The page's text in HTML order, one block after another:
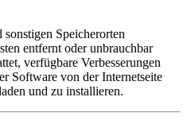
Speicherorten
entfernt oder unbrauchbar
verfügbare Verbesserungen
Software von der Internetseite
und zu installieren.